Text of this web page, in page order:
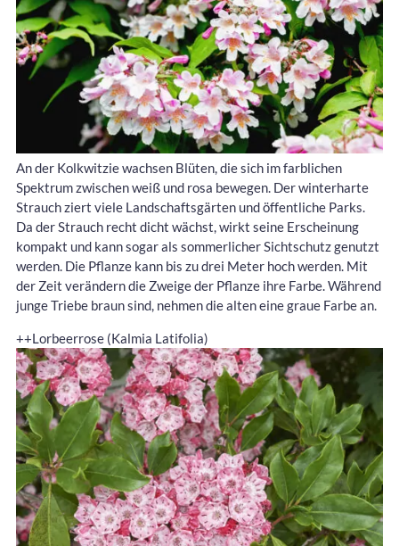
An der Kolkwitzie wachsen Blüten, die sich im farblichen
Spektrum zwischen weiß und rosa bewegen. Der winterharte
Strauch ziert viele Landschaftsgärten und öffentliche Parks.
Da der Strauch recht dicht wächst, wirkt seine Erscheinung
kompakt und kann sogar als sommerlicher Sichtschutz genutzt
werden. Die Pflanze kann bis zu drei Meter hoch werden. Mit
der Zeit verändern die Zweige der Pflanze ihre Farbe. Während
junge Triebe braun sind, nehmen die alten eine graue Farbe an.
++Lorbeerrose (Kalmia Latifolia)